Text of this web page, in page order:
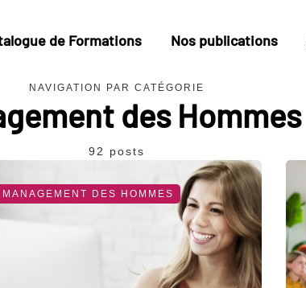
de Formations Nos publications
NAVIGATION PAR CATÉGORIE
des Hommes
92 posts
MANAGEMENT DES HOMMES